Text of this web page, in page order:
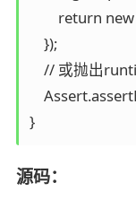
return
    });
// 或抛出
}
源码：